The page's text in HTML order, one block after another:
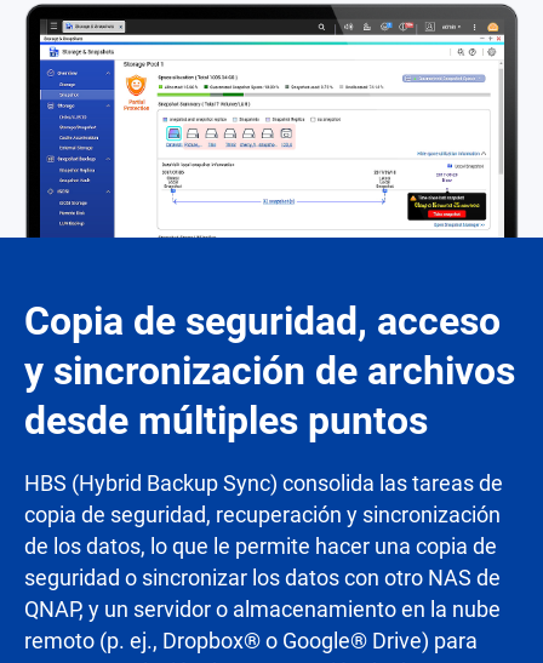
Copia de seguridad, acceso
y sincronización de archivos
desde múltiples puntos
HBS (Hybrid Backup Sync) consolida las tareas de
copia de seguridad, recuperación y sincronización
de los datos, lo que le permite hacer una copia de
seguridad o sincronizar los datos con otro NAS de
QNAP, y un servidor o almacenamiento en la nube
remoto (p. ej., Dropbox® o Google® Drive) para